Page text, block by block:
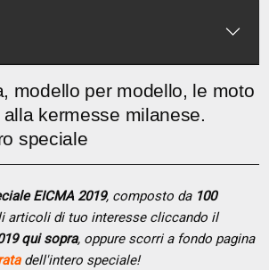
modello per modello, le moto
kermesse milanese.
speciale
EICMA 2019, composto da 100
articoli di tuo interesse cliccando il
qui sopra, oppure scorri a fondo pagina
dell'intero speciale!